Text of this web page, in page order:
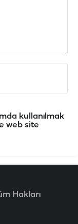
kullanılmak
web site
Hakları